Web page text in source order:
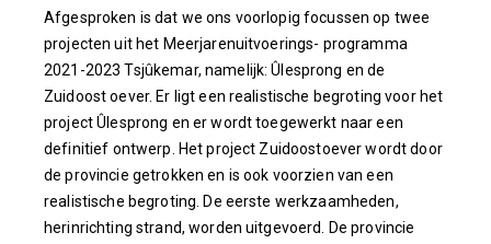
Afgesproken is dat we ons voorlopig focussen op twee
projecten uit het Meerjarenuitvoerings- programma
2021-2023 Tsjûkemar, namelijk: Ûlesprong en de
Zuidoost oever. Er ligt een realistische begroting voor het
project Ûlesprong en er wordt toegewerkt naar een
definitief ontwerp. Het project Zuidoostoever wordt door
de provincie getrokken en is ook voorzien van een
realistische begroting. De eerste werkzaamheden,
herinrichting strand, worden uitgevoerd. De provincie